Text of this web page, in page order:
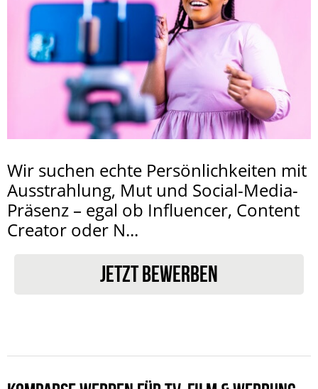
Wir suchen echte Persönlichkeiten mit
Ausstrahlung, Mut und Social-Media-
Präsenz – egal ob Influencer, Content
Creator oder N...
JETZT BEWERBEN